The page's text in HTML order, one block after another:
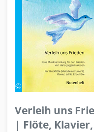
Verleih uns
| Flöte,